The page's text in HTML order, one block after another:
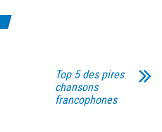
Top 5 des pires
chansons
francophones